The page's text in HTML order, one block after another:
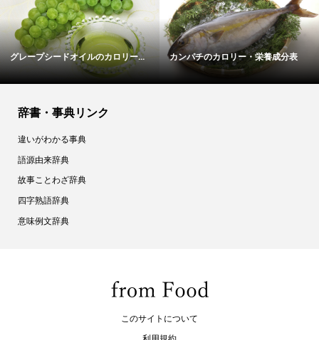
金山寺味噌のカロリー・栄養成分表 ビタミンB12
辞書・事典リンク
違いがわかる事典
語源由来辞典
故事ことわざ辞典
四字熟語辞典
意味例文辞典
このサイトについて